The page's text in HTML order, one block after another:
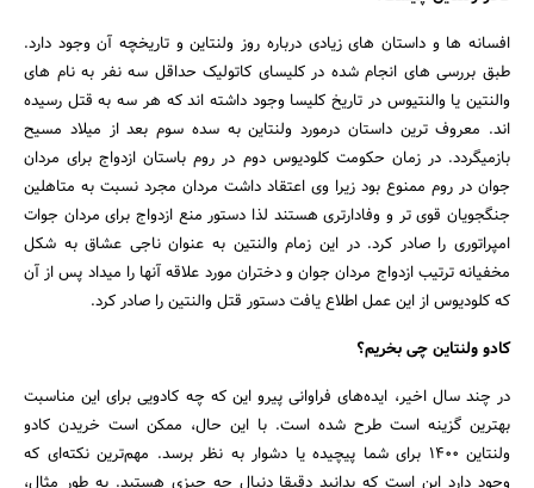
افسانه ها و داستان های زیادی درباره روز ولنتاین و تاریخچه آن وجود دارد.
طبق بررسی های انجام شده در کلیسای کاتولیک حداقل سه نفر به نام های
والنتین یا والنتیوس در تاریخ کلیسا وجود داشته اند که هر سه به قتل رسیده
اند. معروف ترین داستان درمورد ولنتاین به سده سوم بعد از میلاد مسیح
بازمیگردد. در زمان حکومت کلودیوس دوم در روم باستان ازدواج برای مردان
جوان در روم ممنوع بود زیرا وی اعتقاد داشت مردان مجرد نسبت به متاهلین
جنگجویان قوی تر و وفادارتری هستند لذا دستور منع ازدواج برای مردان جوات
امپراتوری را صادر کرد. در این زمام والنتین به عنوان ناجی عشاق به شکل
مخفیانه ترتیب ازدواج مردان جوان و دختران مورد علاقه آنها را میداد پس از آن
که کلودیوس از این عمل اطلاع یافت دستور قتل والنتین را صادر کرد.
کادو ولنتاین چی بخریم؟
در چند سال اخیر، ایده‌های فراوانی پیرو این که چه کادویی برای این مناسبت
بهترین گزینه است طرح شده است. با این حال، ممکن است خریدن کادو
ولنتاین 1400 برای شما پیچیده یا دشوار به نظر برسد. مهم‌ترین نکته‌ای که